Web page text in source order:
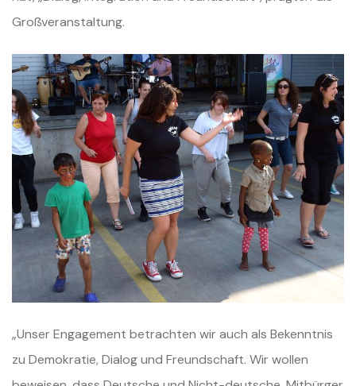
Großveranstaltung.
„Unser Engagement betrachten wir auch als Bekenntnis
zu Demokratie, Dialog und Freundschaft. Wir wollen